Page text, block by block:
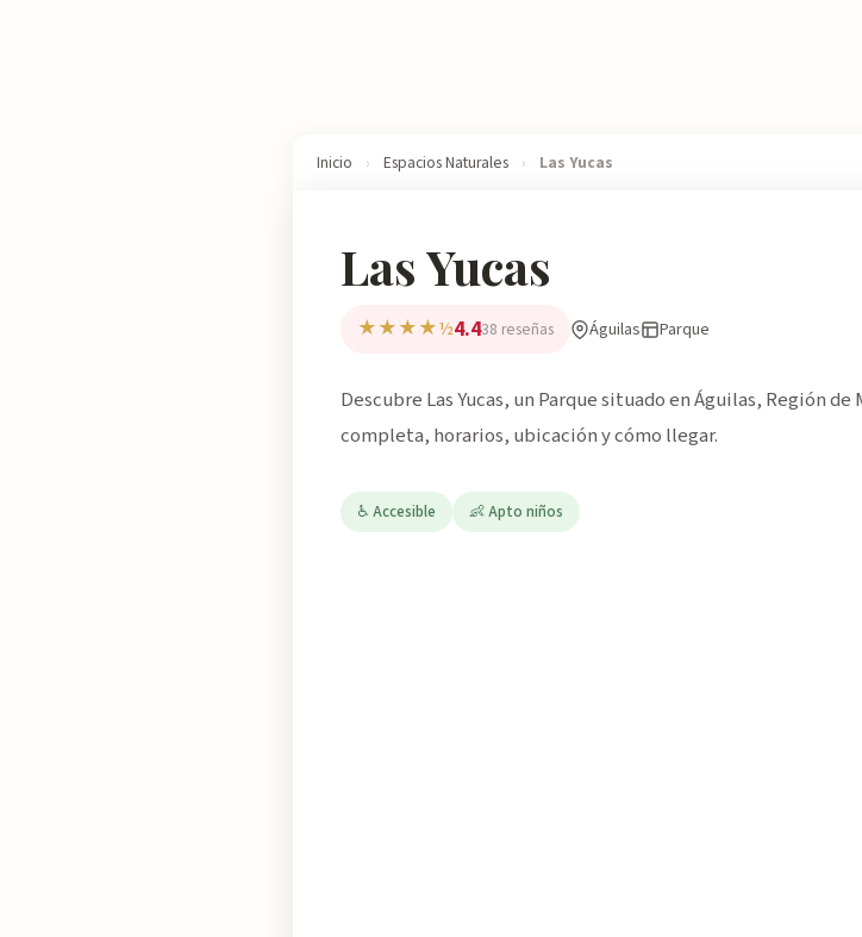
Inicio › Espacios Naturales › Las Yucas
Las Yucas
★★★★½4.438 reseñas Águilas Parque
Descubre Las Yucas, un Parque situado en Águilas, Región
completa, horarios, ubicación y cómo llegar.
♿ Accesible 👶 Apto niños